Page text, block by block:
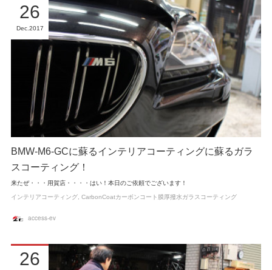
BMW-M6-GCに蘇るインテリアコーティングに蘇るガラ
スコーティング！
来たぜ・・・用賀店・・・・はい！本日のご依頼でございます！
26
Dec 2017
インテリアコーティング CarbonCoatカーボンコート膜厚撥水ガラスコーティング
access-ev
26